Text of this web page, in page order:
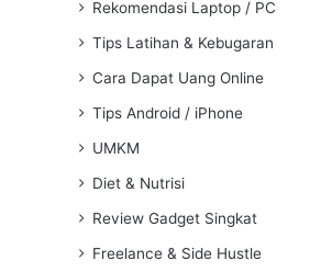
Rekomendasi Laptop / PC
Tips Latihan & Kebugaran
Cara Dapat Uang Online
Tips Android / iPhone
UMKM
Diet & Nutrisi
Review Gadget Singkat
Freelance & Side Hustle